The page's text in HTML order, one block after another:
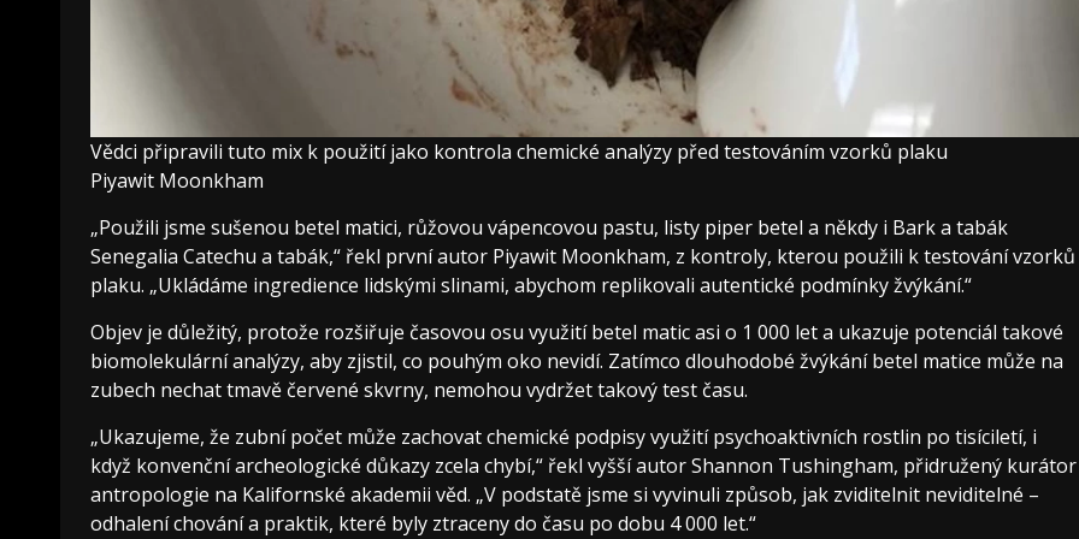
Vědci připravili tuto mix k použití jako kontrola chemické analýzy před testováním vzorků plaku
Piyawit Moonkham
„Použili jsme sušenou betel matici, růžovou vápencovou pastu, listy piper betel a někdy i Bark a tabák
Senegalia Catechu a tabák,“ řekl první autor Piyawit Moonkham, z kontroly, kterou použili k testování vzorků
plaku. „Ukládáme ingredience lidskými slinami, abychom replikovali autentické podmínky žvýkání.“
Objev je důležitý, protože rozšiřuje časovou osu využití betel matic asi o 1 000 let a ukazuje potenciál takové
biomolekulární analýzy, aby zjistil, co pouhým oko nevidí. Zatímco dlouhodobé žvýkání betel matice může na
zubech nechat tmavě červené skvrny, nemohou vydržet takový test času.
„Ukazujeme, že zubní počet může zachovat chemické podpisy využití psychoaktivních rostlin po tisíciletí, i
když konvenční archeologické důkazy zcela chybí,“ řekl vyšší autor Shannon Tushingham, přidružený kurátor
antropologie na Kalifornské akademii věd. „V podstatě jsme si vyvinuli způsob, jak zviditelnit neviditelné –
odhalení chování a praktik, které byly ztraceny do času po dobu 4 000 let.“